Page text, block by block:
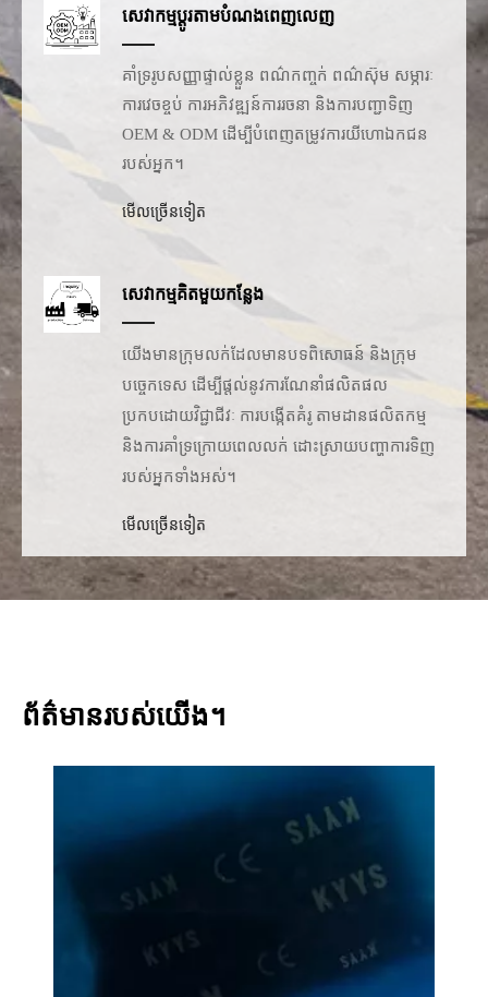
សេវាកម្មប្ដូរតាមបំណងពេញលេញ
គាំទ្ររូបសញ្ញាផ្ទាល់ខ្លួន ពណ៌កញ្ចក់ ពណ៌ស៊ុម សម្ភារៈ
ការវេចខ្ចប់ ការអភិវឌ្ឍន៍ការរចនា និងការបញ្ជាទិញ
OEM & ODM ដើម្បីបំពេញតម្រូវការយីហោឯកជន
របស់អ្នក។
មើលច្រើនទៀត
សេវាកម្មគិតមួយកន្លែង
យើងមានក្រុមលក់ដែលមានបទពិសោធន៍ និងក្រុម
បច្ចេកទេស ដើម្បីផ្តល់នូវការណែនាំផលិតផល
ប្រកបដោយវិជ្ជាជីវៈ ការបង្កើតគំរូ តាមដានផលិតកម្ម
និងការគាំទ្រក្រោយពេលលក់ ដោះស្រាយបញ្ហាការទិញ
របស់អ្នកទាំងអស់។
មើលច្រើនទៀត
ព័ត៌មានរបស់យើង។